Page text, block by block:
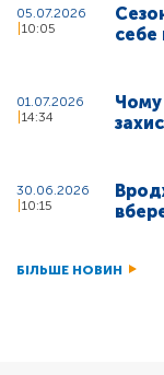
05.07.2026
10:05
себе
01.07.2026
14:34
Чому
30.06.2026
10:15
БІЛЬШЕ НОВИН